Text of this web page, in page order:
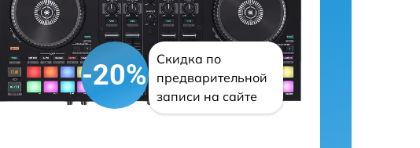
-20%
Скидка по
предварительной
записи на сайте